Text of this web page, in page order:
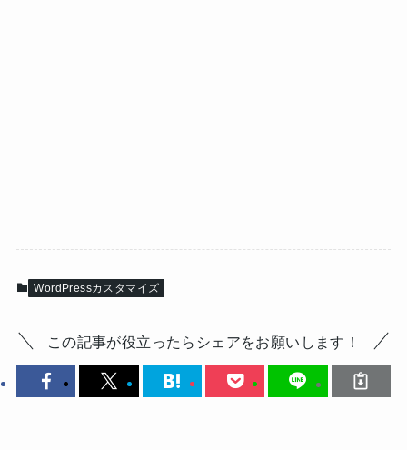
WordPressカスタマイズ
この記事が役立ったらシェアをお願いします！